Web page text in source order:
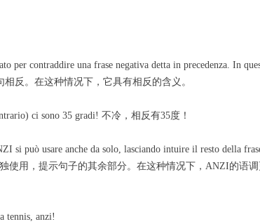
per contraddire una frase negativa detta in precedenza. In
反。在这种情况下，它具有相反的含义。
ci sono 35 gradi! 不冷，相反有35度！
si può usare anche da solo, lasciando intuire il resto della
使用，提示句子的其余部分。在这种情况下，ANZI的语调
tennis, anzi!